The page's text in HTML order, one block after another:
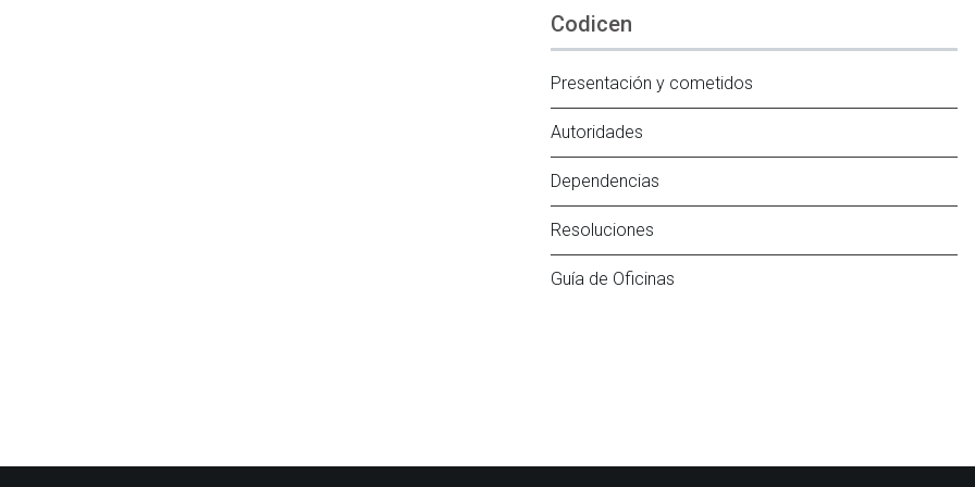
Codicen
Presentación y cometidos
Autoridades
Dependencias
Resoluciones
Guía de Oficinas